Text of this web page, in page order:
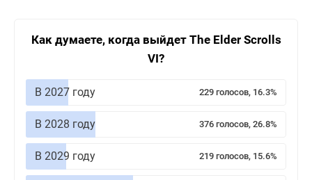
Как думаете, когда выйдет The Elder Scrolls
VI?
В 2027 году 229 голосов, 16.3%
В 2028 году 376 голосов, 26.8%
В 2029 году 219 голосов, 15.6%